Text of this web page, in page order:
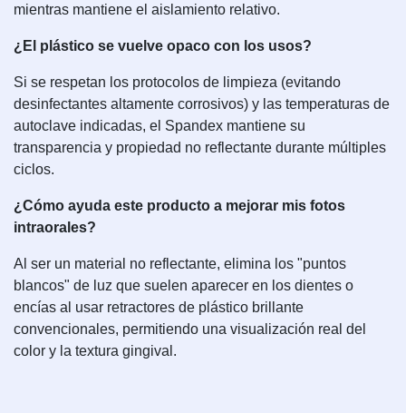
mientras mantiene el aislamiento relativo.
¿El plástico se vuelve opaco con los usos?
Si se respetan los protocolos de limpieza (evitando
desinfectantes altamente corrosivos) y las temperaturas de
autoclave indicadas, el Spandex mantiene su
transparencia y propiedad no reflectante durante múltiples
ciclos.
¿Cómo ayuda este producto a mejorar mis fotos
intraorales?
Al ser un material no reflectante, elimina los "puntos
blancos" de luz que suelen aparecer en los dientes o
encías al usar retractores de plástico brillante
convencionales, permitiendo una visualización real del
color y la textura gingival.